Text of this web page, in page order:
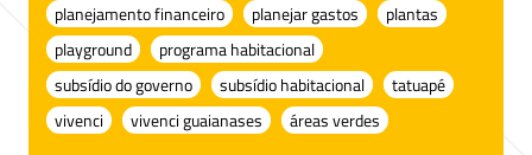
planejamento financeiro
planejar gastos
plantas
playground
programa habitacional
subsídio do governo
subsídio habitacional
tatuapé
vivenci
vivenci guaianases áreas verdes